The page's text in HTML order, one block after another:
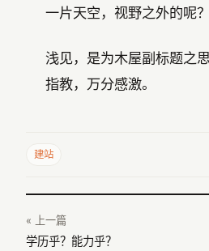
一片天空，视野之外的呢？
浅见，是为木屋副标题之
指教，万分感激。
建站
« 上一篇
学历乎？能力乎？